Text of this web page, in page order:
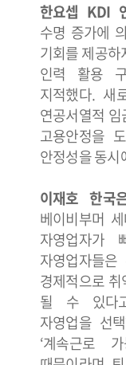
한요셉 KDI
수명 증가에
기회를 제공하
인력 활용
지적했다. 새
연공서열적
고용안정을
안정성을 동시
이재호 한국
베이비부머
자영업자가
자영업자들
경제적으로
될 수 있다
자영업을 선
‘계속근로